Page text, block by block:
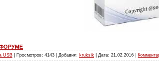
USB | Просмотров: 4143 | Добавил: kruksik | Дата: 21.02.2016